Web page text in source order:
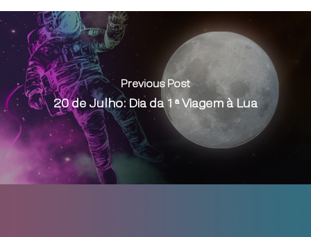
Previous Post
20 de Julho: Dia da 1ª Viagem à Lua